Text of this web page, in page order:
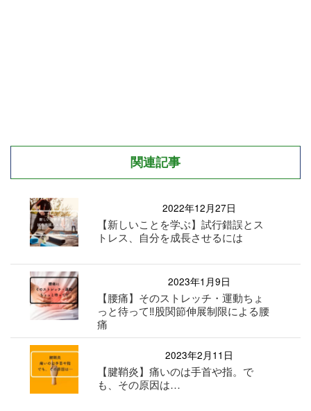
関連記事
2022年12月27日
【新しいことを学ぶ】試行錯誤とス
トレス、自分を成長させるには
2023年1月9日
【腰痛】そのストレッチ・運動ちょ
っと待って‼︎股関節伸展制限による腰
痛
2023年2月11日
【腱鞘炎】痛いのは手首や指。で
も、その原因は…